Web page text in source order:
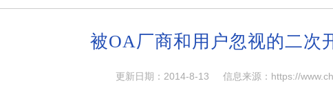
被OA厂商和用户忽视的二次
更新日期：2014-8-13 信息来源： https://